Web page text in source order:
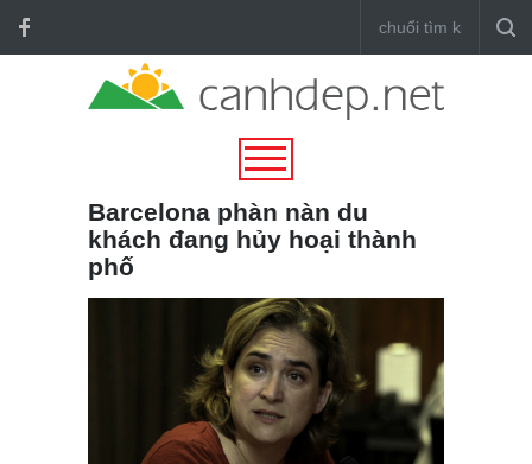
Barcelona phàn nàn du
khách đang hủy hoại thành
phố